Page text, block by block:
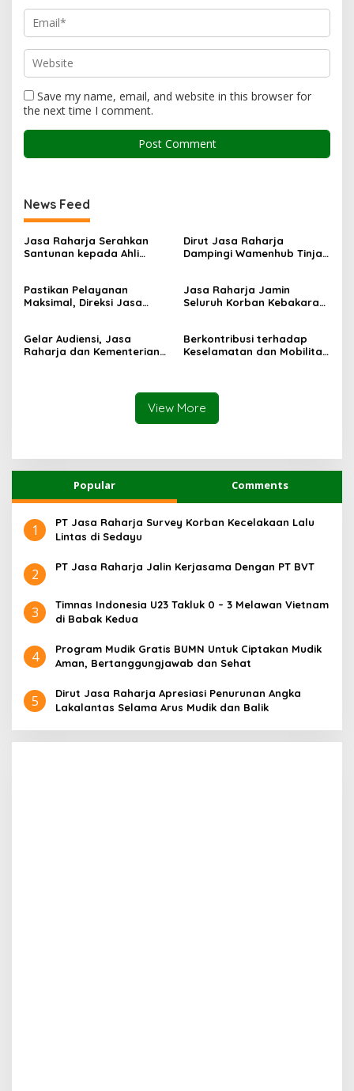
Save my name, email, and website in this browser for
the next time I comment.
News Feed
Jasa Raharja Serahkan
Santunan kepada Ahli
Dirut Jasa Raharja
Dampingi Wamenhub Tinjau
PHC Surabaya
Pastikan Pelayanan
Maksimal, Direksi Jasa
Sentosa II
Jasa Raharja Jamin
Seluruh Korban Kebakaran
Gelar Audiensi, Jasa
Raharja dan Kementerian
Berkontribusi terhadap
Keselamatan dan Mobilitas
Awards 2026
View More
Popular Comments
1
PT Jasa Raharja Survey Korban Kecelakaan Lalu
Lintas di Sedayu
2 PT Jasa Raharja Jalin Kerjasama Dengan PT BVT
3
Timnas Indonesia U23 Takluk 0 – 3 Melawan Vietnam
di Babak Kedua
4
Program Mudik Gratis BUMN Untuk Ciptakan Mudik
Aman, Bertanggungjawab dan Sehat
5
Dirut Jasa Raharja Apresiasi Penurunan Angka
Lakalantas Selama Arus Mudik dan Balik